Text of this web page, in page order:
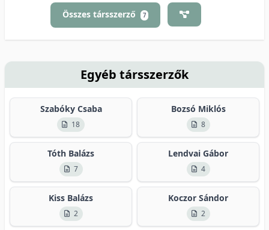
Összes társszerző 7
Egyéb társszerzők
Szabóky Csaba
18
Bozsó Miklós
8
Tóth Balázs
7
Lendvai Gábor
4
Kiss Balázs
2
Koczor Sándor
2